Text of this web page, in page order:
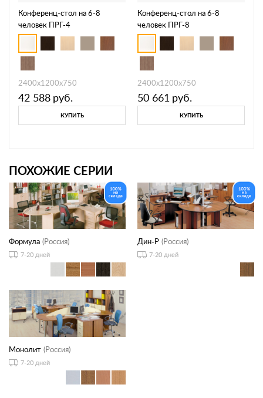
Конференц-стол на 6-8
человек ПРГ-4
2400х1200х750
42 588 руб.
КУПИТЬ
Конференц-стол на 6-8
человек ПРГ-8
2400х1200х750
50 661 руб.
КУПИТЬ
ПОХОЖИЕ СЕРИИ
Формула (Россия)
7-20 дней
Дин-Р (Россия)
7-20 дней
Монолит (Россия)
7-20 дней